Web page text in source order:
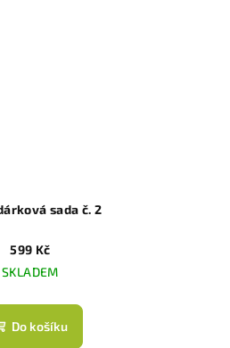
sada č. 2
599 Kč
SKLADEM
Do košíku